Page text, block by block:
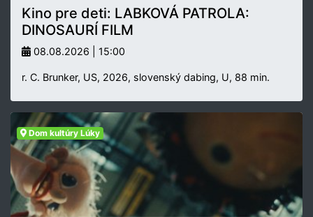
Kino pre deti: LABKOVÁ PATROLA:
DINOSAURÍ FILM
08.08.2026 | 15:00
r. C. Brunker, US, 2026, slovenský dabing, U, 88 min.
Dom kultúry Lúky